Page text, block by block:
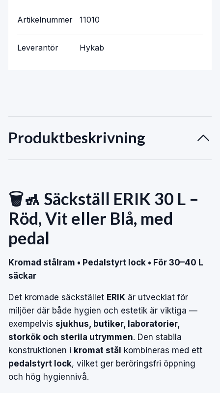
Artikelnummer 11010
Leverantör Hykab
Produktbeskrivning
🗑️🚮 Säckställ ERIK 30 L –
Röd, Vit eller Blå, med
pedal
Kromad stålram • Pedalstyrt lock • För 30–40 L
säckar
Det kromade säckstället ERIK är utvecklat för
miljöer där både hygien och estetik är viktiga —
exempelvis sjukhus, butiker, laboratorier,
storkök och sterila utrymmen. Den stabila
konstruktionen i kromat stål
kombineras med ett
pedalstyrt lock, vilket ger beröringsfri öppning
och hög hygiennivå.